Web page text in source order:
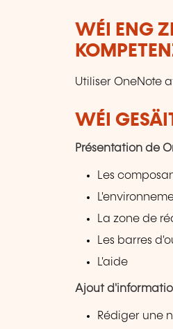
WÉI ENG
Utiliser OneNote
WÉI
Présentation de
Les
La zone de
Les barres
L'aide
Ajout
Rédiger une